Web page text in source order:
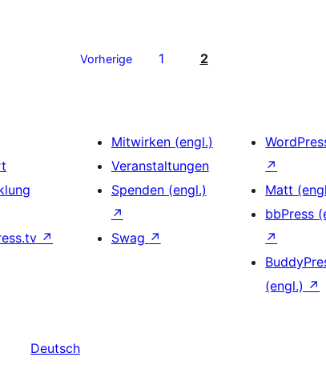
Vorherige 1 2
↗
Mitwirken (engl.)
Veranstaltungen
Spenden (engl.)
↗
Swag ↗
↗
Matt
bbPress
↗
(engl.) ↗
Deutsch